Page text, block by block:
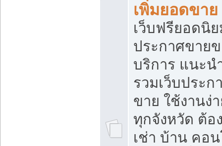
เพิ่มยอดขา
เว็บฟรียอดนิ
ประกาศขาย
บริการ แนะน
รวมเว็บประก
ขาย ใช้งานง่
ทุกจังหวัด ต้อ
เช่า บ้าน คอ